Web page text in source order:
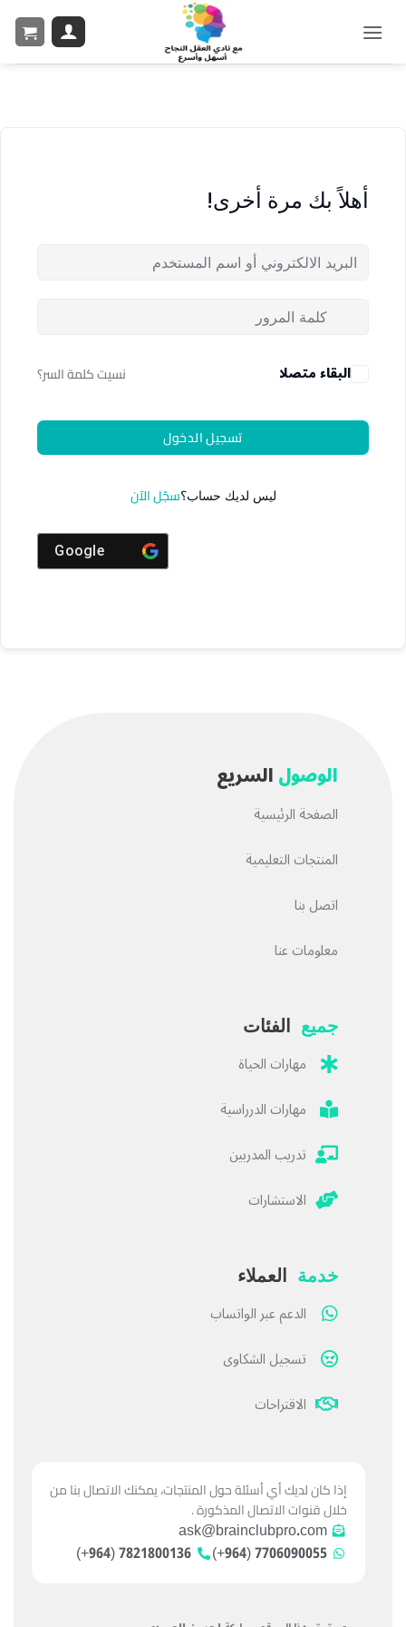
أهلاً بك مرة أخرى!
البقاء متصلا نسيت كلمة السر؟
تسجيل الدخول
ليس لديك حساب؟سجّل الآن
Google
الوصولالسريع
الصفحة الرئيسية
المنتجات التعليمية
اتصل بنا
معلومات عنا
جميع الفئات
مهارات الحياة
مهارات الدرراسية
تدريب المدربين
الاستشارات
خدمة العملاء
الدعم عبر الواتساب
تسجيل الشكاوى
الاقتراحات
إذا كان لديك أي أسئلة حول المنتجات، يمكنك الاتصال بنا من
خلال قنوات الاتصال المذكورة .
ask@brainclubpro.com
7706090055 (964+)
7821800136 (964+)